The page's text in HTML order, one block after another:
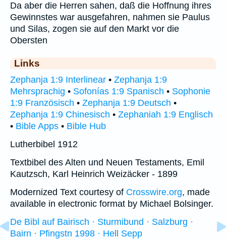
Da aber die Herren sahen, daß die Hoffnung ihres
Gewinnstes war ausgefahren, nahmen sie Paulus
und Silas, zogen sie auf den Markt vor die
Obersten
Links
Zephanja 1:9 Interlinear • Zephanja 1:9
Mehrsprachig • Sofonías 1:9 Spanisch • Sophonie
1:9 Französisch • Zephanja 1:9 Deutsch •
Zephanja 1:9 Chinesisch • Zephaniah 1:9 Englisch
• Bible Apps • Bible Hub
Lutherbibel 1912
Textbibel des Alten und Neuen Testaments, Emil
Kautzsch, Karl Heinrich Weizäcker - 1899
Modernized Text courtesy of Crosswire.org, made
available in electronic format by Michael Bolsinger.
De Bibl auf Bairisch · Sturmibund · Salzburg ·
Bairn · Pfingstn 1998 · Hell Sepp